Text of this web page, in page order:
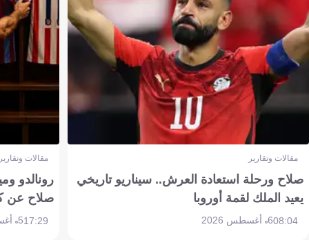
مقالات وتقارير
صلاح ورحلة استعادة العرش.. سيناريو تاريخي
يعيد الملك لقمة أوروبا
08:046 أغسطس 2026
مقالات
رونالدو
صلاح عن
17:295 أغسطس 2026